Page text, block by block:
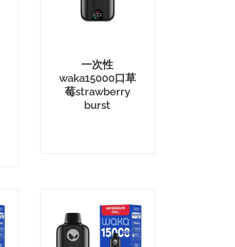
一次性
waka15000口草
莓strawberry
burst